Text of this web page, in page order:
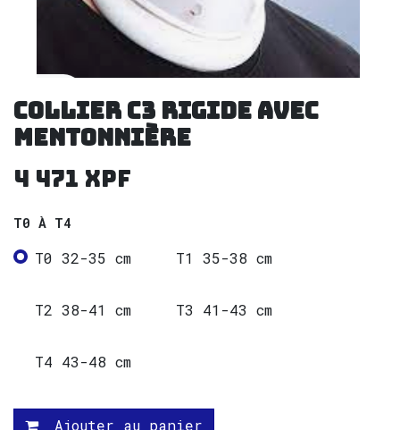
Collier C3 rigide avec
mentonnière
4 471 XPF
T0 À T4
T0 32-35 cm T1 35-38 cm
T2 38-41 cm T3 41-43 cm
T4 43-48 cm
Ajouter au panier